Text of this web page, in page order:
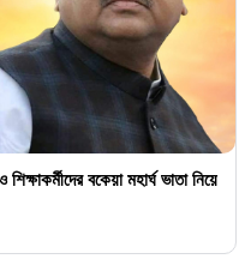
বকেয়া মহার্ঘ ভাতা নিয়ে